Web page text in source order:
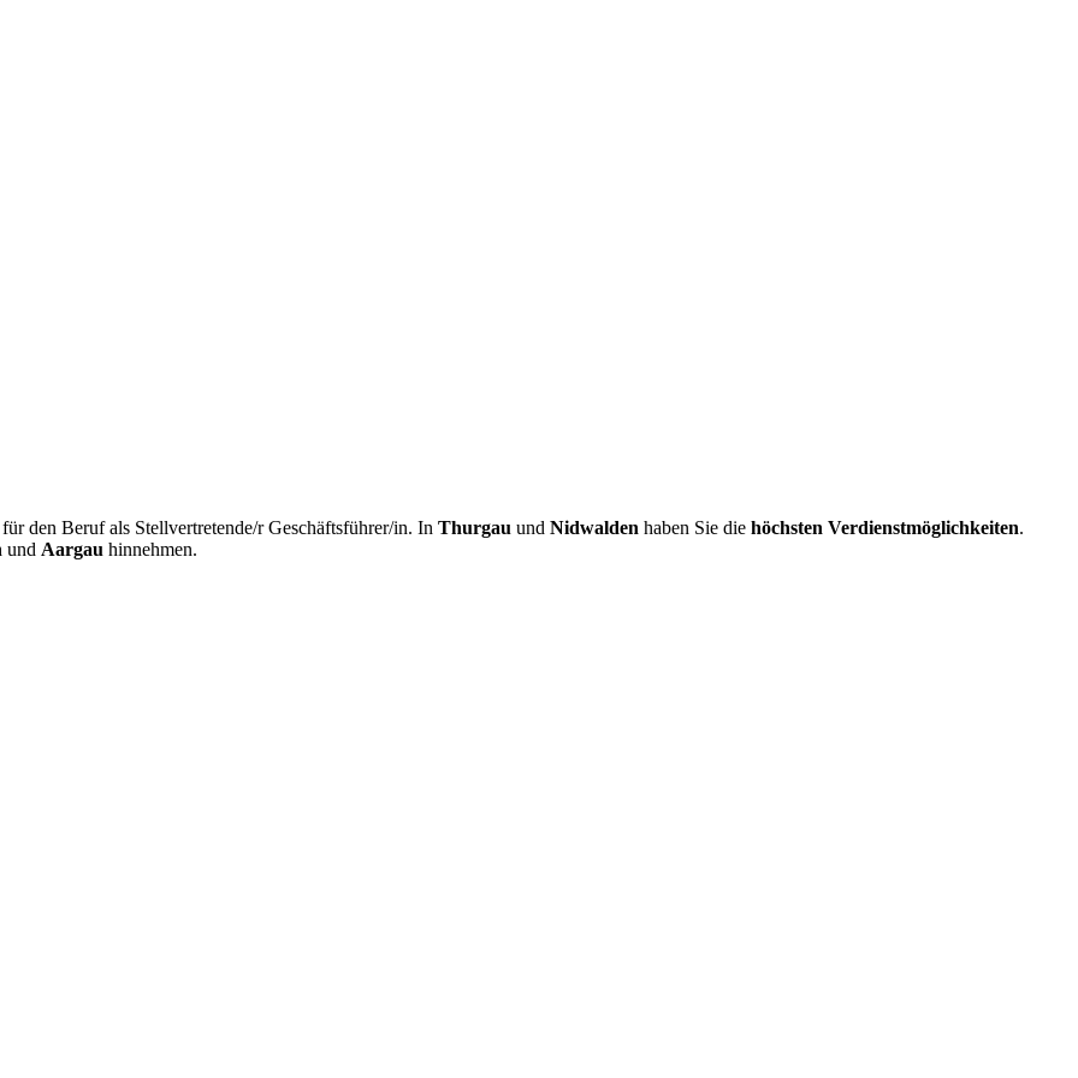
den Beruf als Stellvertretende/r Geschäftsführer/in. In Thurgau und Nidwalden haben Sie die höchsten Verdienstmöglichkeiten.
und Aargau hinnehmen.